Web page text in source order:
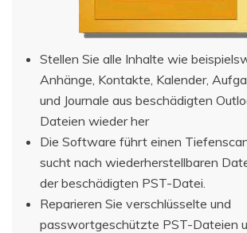
Stellen Sie alle Inhalte wie
Anhänge, Kontakte, Kalender,
und Journale aus beschädigten
Dateien wieder her
Die Software führt einen
sucht nach wiederherstellbaren
der beschädigten PST-Datei.
Reparieren Sie verschlüsselte und
passwortgeschützte PST-Dateien